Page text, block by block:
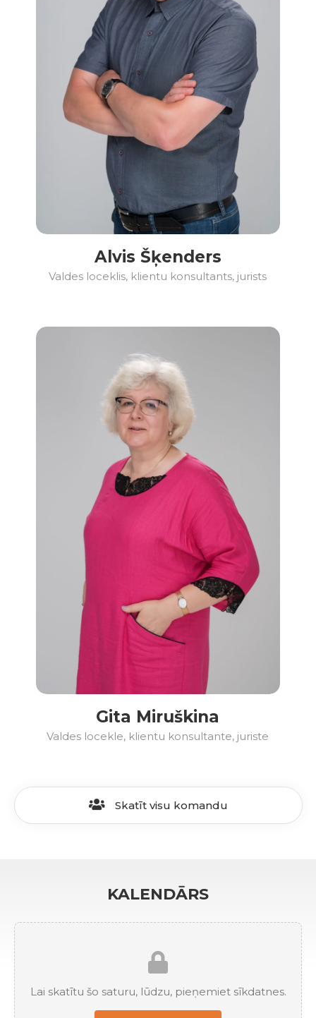
Alvis Šķenders
Valdes loceklis, klientu konsultants, jurists
Gita Miruškina
Valdes locekle, klientu konsultante, juriste
Skatīt visu komandu
KALENDĀRS
Lai skatītu šo saturu, lūdzu, pieņemiet sīkdatnes.